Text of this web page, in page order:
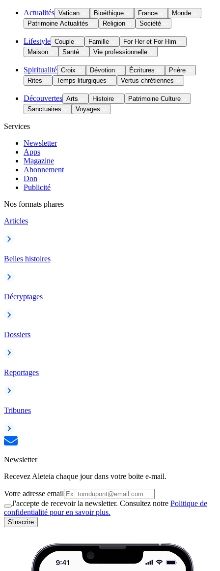
Actualités Vatican Bioéthique France
Monde
Patrimoine Actualités
Religion Société
Lifestyle Couple Famille
For Her et For Him
Maison
Santé Vie professionnelle
Spiritualité Croix Dévotion Écritures
Prière
Rites
Temps liturgiques Vertus chrétiennes
Découvertes Arts Histoire
Patrimoine Culture
Sanctuaires
Voyages
Services
Newsletter
Apps
Magazine
Abonnement
Don
Publicité
Nos formats phares
Articles
Belles histoires
Décryptages
Dossiers
Reportages
Tribunes
Newsletter
Recevez Aleteia chaque jour dans votre boite e-mail.
Votre adresse email
J'accepte de recevoir la newsletter. Consultez notre Politique de
confidentialité pour en savoir plus.
S'inscrire